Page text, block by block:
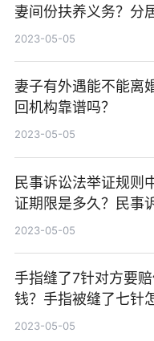
妻间份扶养义务？分
有效？
2023-05-05
妻子有外遇能不能离
回机构靠谱吗？
2023-05-05
民事诉讼法举证规则
证期限是多久？民事
规则是什么？
2023-05-05
手指缝了7针对方要
钱？手指被缝了七针
方？
2023-05-05